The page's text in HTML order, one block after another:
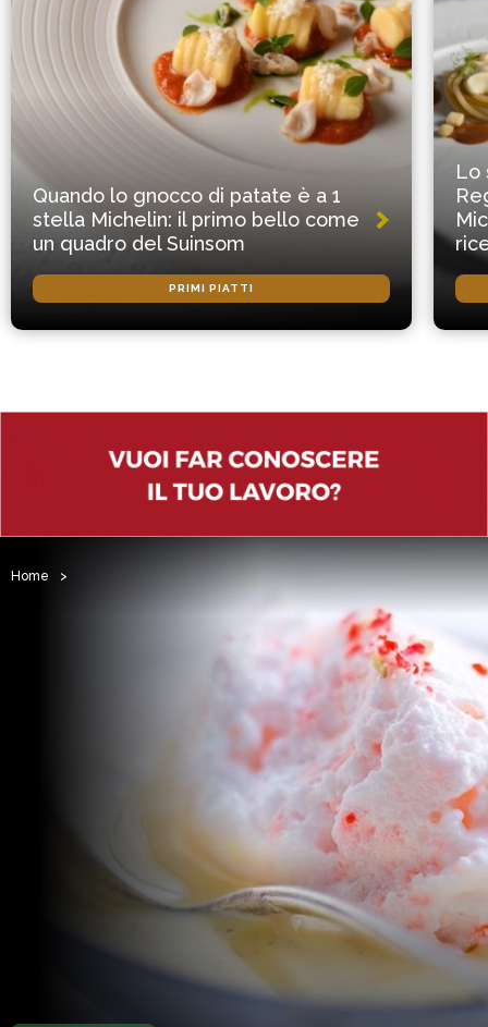
Quando lo gnocco di patate è a 1
stella Michelin: il primo bello come
un quadro del Suinsom
PRIMI PIATTI
Lo
Home >